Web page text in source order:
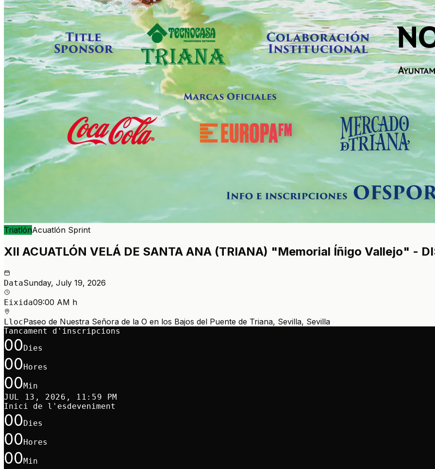
TriatlónAcuatlón Sprint
XII ACUATLÓN VELÁ DE SANTA ANA (TRIANA) "Memorial Íñigo Vallejo" -
DataSunday, July 19, 2026
Eixida09:00 AM h
LlocPaseo de Nuestra Señora de la O en los Bajos del Puente de Triana, Sevilla, Sevilla
Tancament d'inscripcions
00Dies
00Hores
00Min
JUL 13, 2026, 11:59 PM
Inici de l'esdeveniment
00Dies
00Hores
00Min